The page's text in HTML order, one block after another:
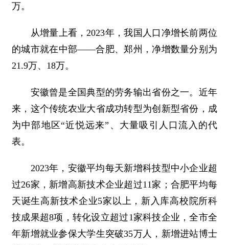
万。
从增量上看，2023年，我国人口净增长前两位
的城市就在中部——合肥、郑州，净增数量分别为
21.9万、18万。
安徽曾是全国典型的劳务输出省份之一。近年
来，这个传统农业大省成功转型为创新型省份，成
为中部地区“近悦远来”、大量吸引人口流入的代
表。
2023年，安徽平均每天新增科技型中小企业超
过26家，新增高新技术企业超过11家；合肥平均每
天诞生高新技术企业5家以上，新入库高校院所科
技成果超8项，转化设立超过1家科技企业，全市全
年新增就业参保大学生突破35万人，新增进站博士